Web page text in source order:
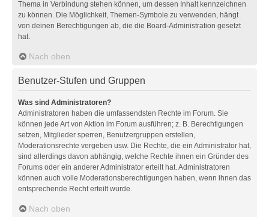
Thema in Verbindung stehen können, um dessen Inhalt kennzeichnen
zu können. Die Möglichkeit, Themen-Symbole zu verwenden, hängt
von deinen Berechtigungen ab, die die Board-Administration gesetzt
hat.
Nach oben
Benutzer-Stufen und Gruppen
Was sind Administratoren?
Administratoren haben die umfassendsten Rechte im Forum. Sie
können jede Art von Aktion im Forum ausführen; z. B. Berechtigungen
setzen, Mitglieder sperren, Benutzergruppen erstellen,
Moderationsrechte vergeben usw. Die Rechte, die ein Administrator hat,
sind allerdings davon abhängig, welche Rechte ihnen ein Gründer des
Forums oder ein anderer Administrator erteilt hat. Administratoren
können auch volle Moderationsberechtigungen haben, wenn ihnen das
entsprechende Recht erteilt wurde.
Nach oben